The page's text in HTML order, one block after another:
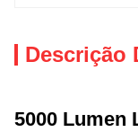
Descrição
5000 Lumen